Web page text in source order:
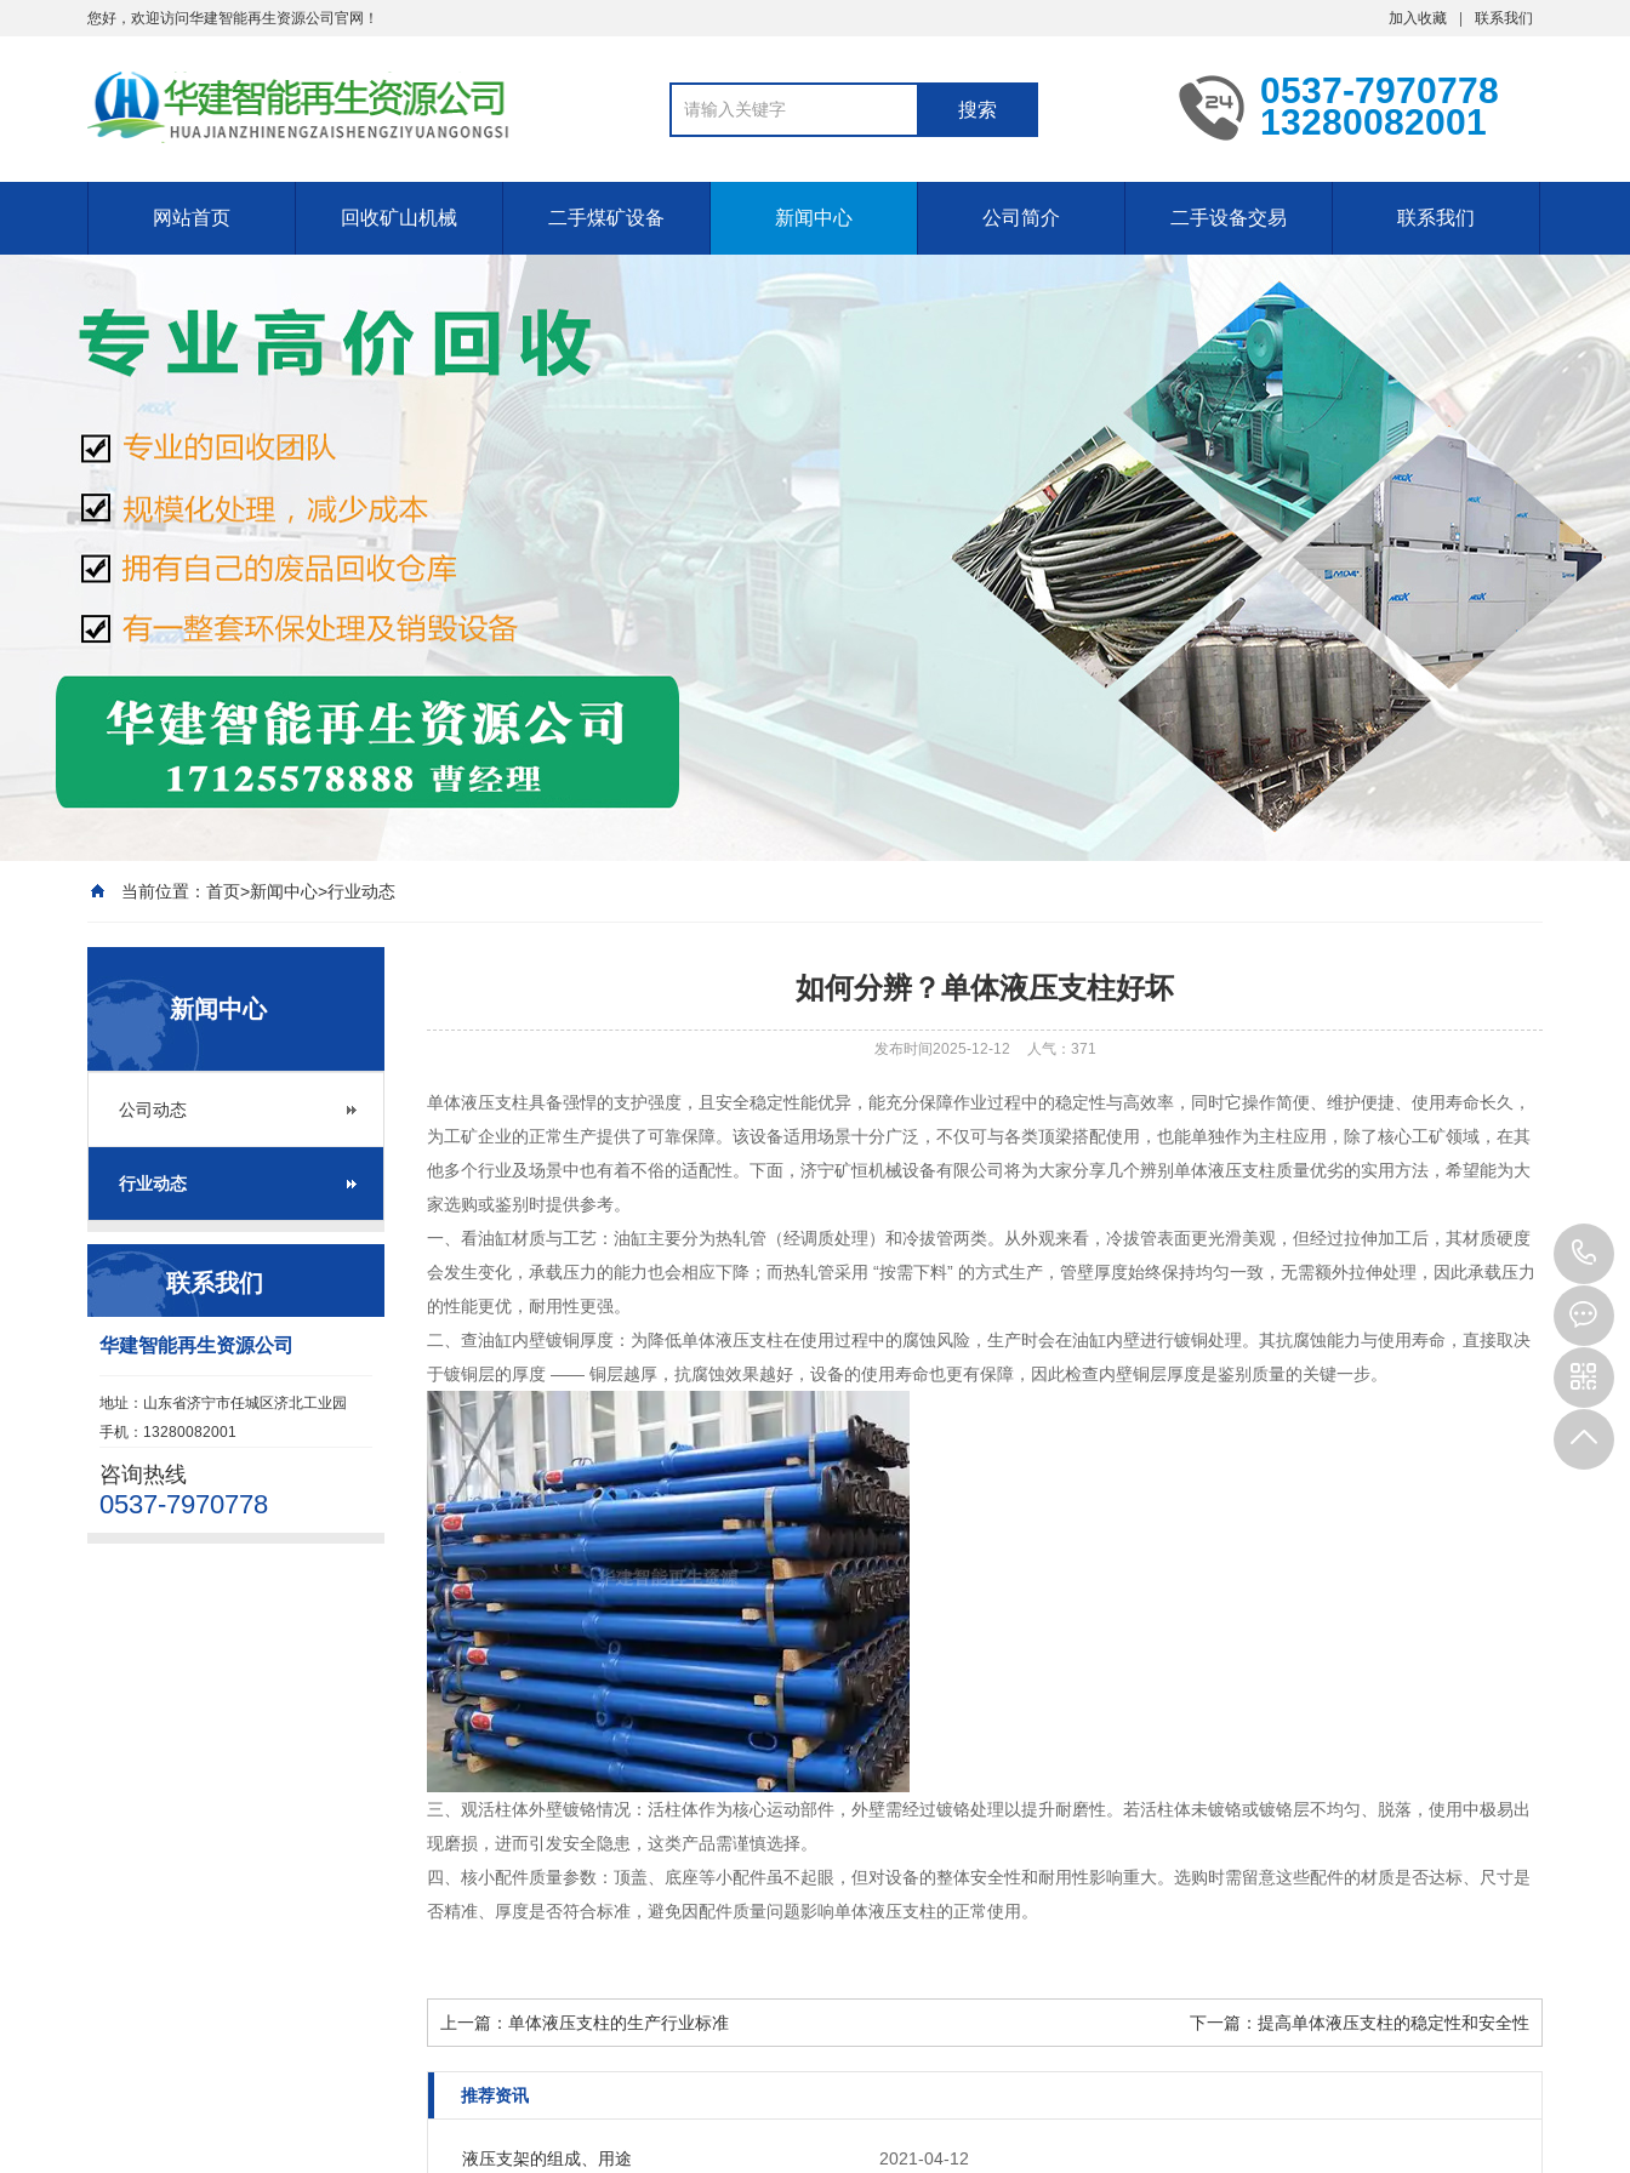
您好，欢迎访问华建智能再生资源公司官网！ 加入收藏 联系我们
0537-7970778
13280082001
网站首页 回收矿山机械 二手煤矿设备 新闻中心 公司简介 二手设备交易 联系我们
当前位置： 首页>新闻中心>行业动态
新闻中心
公司动态
行业动态
联系我们
华建智能再生资源公司
地址：山东省济宁市任城区济北工业园
手机：13280082001
咨询热线
0537-7970778
如何分辨？单体液压支柱好坏
发布时间2025-12-12 人气： 371
单体液压支柱具备强悍的支护强度，且安全稳定性能优异，能充分保障作业过程中的稳定性与高效率，同时它操作简便、维护便捷、使用寿命长久，
为工矿企业的正常生产提供了可靠保障。该设备适用场景十分广泛，不仅可与各类顶梁搭配使用，也能单独作为主柱应用，除了核心工矿领域，在其
他多个行业及场景中也有着不俗的适配性。下面，济宁矿恒机械设备有限公司将为大家分享几个辨别单体液压支柱质量优劣的实用方法，希望能为大
家选购或鉴别时提供参考。
一、看油缸材质与工艺：油缸主要分为热轧管（经调质处理）和冷拔管两类。从外观来看，冷拔管表面更光滑美观，但经过拉伸加工后，其材质硬度
会发生变化，承载压力的能力也会相应下降；而热轧管采用 “按需下料” 的方式生产，管壁厚度始终保持均匀一致，无需额外拉伸处理，因此承载压力
的性能更优，耐用性更强。
二、查油缸内壁镀铜厚度：为降低单体液压支柱在使用过程中的腐蚀风险，生产时会在油缸内壁进行镀铜处理。其抗腐蚀能力与使用寿命，直接取决
于镀铜层的厚度 —— 铜层越厚，抗腐蚀效果越好，设备的使用寿命也更有保障，因此检查内壁铜层厚度是鉴别质量的关键一步。
三、观活柱体外壁镀铬情况：活柱体作为核心运动部件，外壁需经过镀铬处理以提升耐磨性。若活柱体未镀铬或镀铬层不均匀、脱落，使用中极易出
现磨损，进而引发安全隐患，这类产品需谨慎选择。
四、核小配件质量参数：顶盖、底座等小配件虽不起眼，但对设备的整体安全性和耐用性影响重大。选购时需留意这些配件的材质是否达标、尺寸是
否精准、厚度是否符合标准，避免因配件质量问题影响单体液压支柱的正常使用。
上一篇： 单体液压支柱的生产行业标准 下一篇： 提高单体液压支柱的稳定性和安全性
推荐资讯
2021-04-12
液压支架的组成、用途